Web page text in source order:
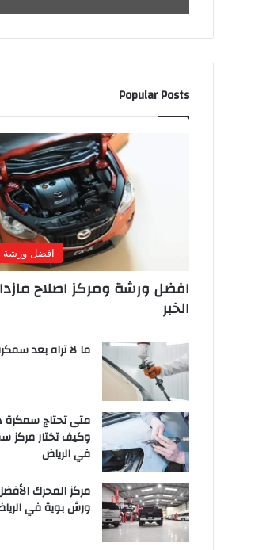
Popular Posts
افضل ورشة
افضل ورشة ومركز اصلاح
الخبر
ما لا تراه بعد
متى تحتاج سمكرة
وكيف تختار مركز
في الرياض
مركز المحرك
ورش بوية في